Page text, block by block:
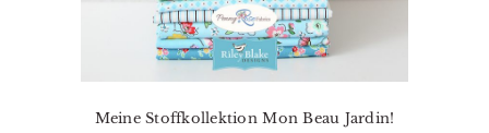
Meine Stoffkollektion Mon Beau Jardin!